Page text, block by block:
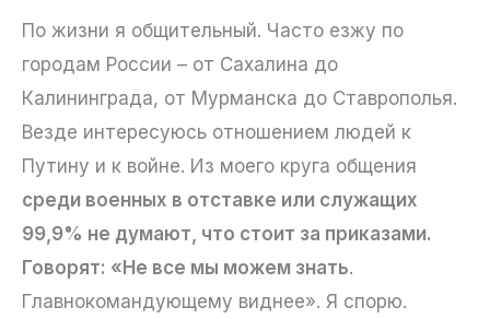
По жизни я общительный. Часто езжу по
городам России – от Сахалина до
Калининграда, от Мурманска до Ставрополья.
Везде интересуюсь отношением людей к
Путину и к войне. Из моего круга общения
среди военных в отставке или служащих
99,9% не думают, что стоит за приказами.
Говорят: «Не все мы можем знать.
Главнокомандующему виднее». Я спорю.